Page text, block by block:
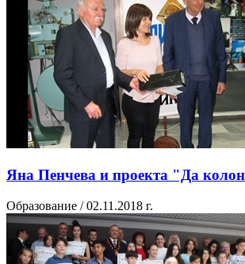
Яна Пенчева и проекта "Да
Образование / 02.11.2018 г.